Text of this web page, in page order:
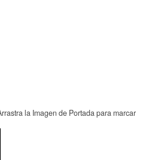
la Imagen de Portada para marcar